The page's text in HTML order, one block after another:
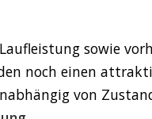
sowie
noch einen
von